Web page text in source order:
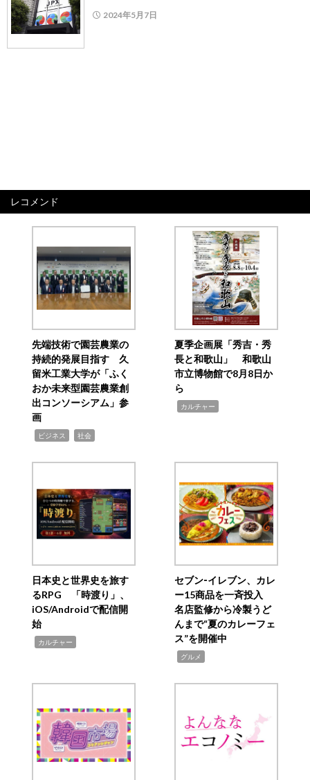
2024年5月7日
レコメンド
先端技術で園芸農業の
持続的発展目指す 久
留米工業大学が「ふく
おか未来型園芸農業創
出コンソーシアム」参
画
ビジネス 社会
夏季企画展「秀吉・秀
長と和歌山」 和歌山
市立博物館で8月8日か
ら
カルチャー
日本史と世界史を旅す
るRPG 「時渡り」、
iOS/Androidで配信開
始
カルチャー
セブン‐イレブン、カレ
ー15商品を一斉投入
名店監修から冷製うど
んまで“夏のカレーフェ
ス”を開催中
グルメ